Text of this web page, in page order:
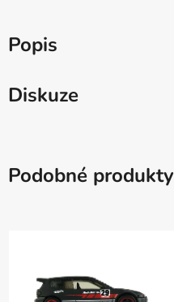
Popis
Diskuze
Podobné produkty